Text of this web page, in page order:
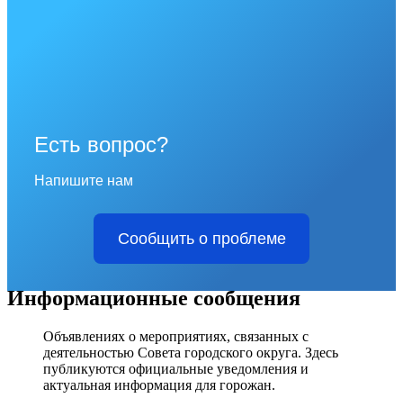
Есть вопрос?
Напишите нам
Сообщить о проблеме
Информационные сообщения
Объявлениях о мероприятиях, связанных с
деятельностью Совета городского округа. Здесь
публикуются официальные уведомления и
актуальная информация для горожан.